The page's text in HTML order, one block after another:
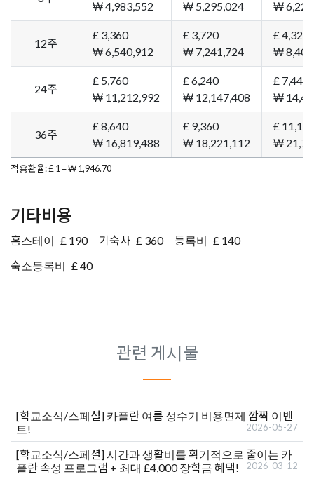
₩ 4,983,552
₩ 5,295,024
₩
12주
£ 3,360
₩ 6,540,912
£ 3,720
₩ 7,241,724
£ 4,320
₩
24주
£ 5,760
₩ 11,212,992
£ 6,240
₩ 12,147,408
£ 7,440
₩
36주
£ 8,640
₩ 16,819,488
£ 9,360
₩ 18,221,112
£
₩
적용환율: £ 1 = ₩ 1,946.70
기타비용
홈스테이 £ 190 기숙사 £ 360 등록비 £ 140
숙소등록비 £ 40
관련 게시물
[학교소식/스페셜] 카플란 여름 성수기 비용면제 깜짝 이벤
트!
2026-05-27
[학교소식/스페셜] 시간과 생활비를 획기적으로 줄이는 카
플란 속성 프로그램 + 최대 £4,000 장학금 혜택!
2026-03-12